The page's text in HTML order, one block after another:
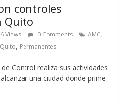
controles
Quito
Views 0 Comments AMC,
, Permanentes
Control realiza sus actividades
una ciudad donde prime